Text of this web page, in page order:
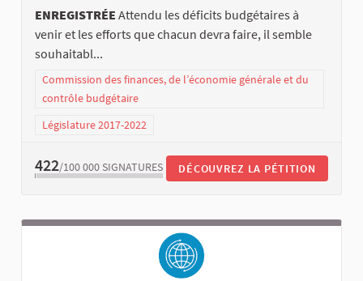
ENREGISTRÉE Attendu les déficits budgétaires à
venir et les efforts que chacun devra faire, il semble
souhaitabl...
Commission des finances, de l’économie générale et du
contrôle budgétaire
Législature 2017-2022
422/100 000 SIGNATURES DÉCOUVREZ LA PÉTITION